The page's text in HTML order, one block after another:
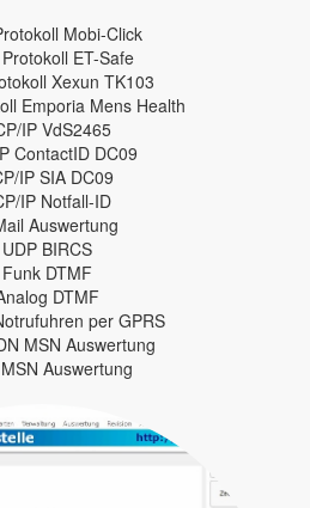
Mobi-Click
ET-Safe
Xexun TK103
Emporia Mens Health
IP VdS2465
ContactID DC09
IP SIA DC09
IP Notfall-ID
Auswertung
BIRCS
DTMF
DTMF
per GPRS
MSN Auswertung
Auswertung